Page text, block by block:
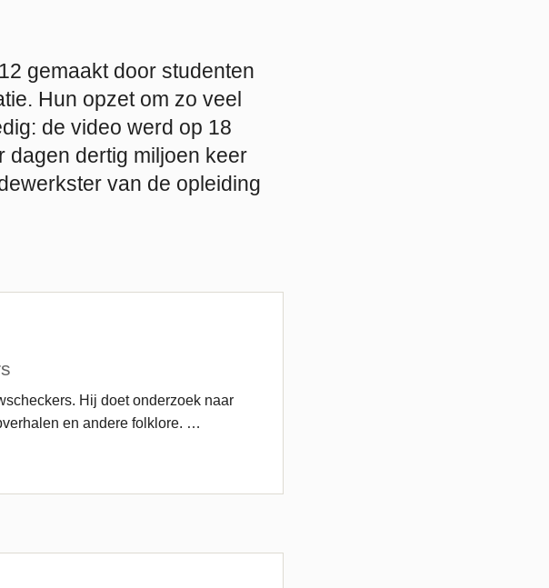
gemaakt door studenten
Hun opzet om zo veel
de video werd op 18
dagen dertig miljoen keer
van de opleiding
Hij doet onderzoek naar
en andere folklore. …